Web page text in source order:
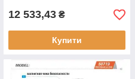
12 533,43 ₴
Купити